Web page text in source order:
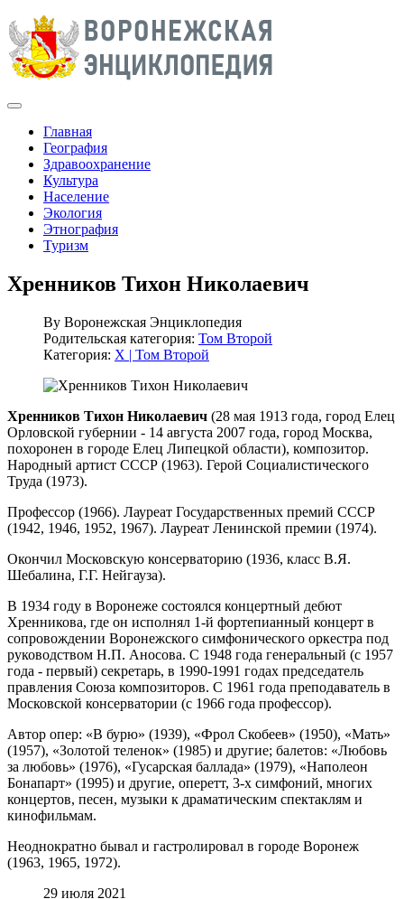
Главная
География
Здравоохранение
Культура
Население
Экология
Этнография
Туризм
Хренников Тихон Николаевич
By Воронежская Энциклопедия
Родительская категория: Том Второй
Категория: Х | Том Второй
Хренников Тихон Николаевич (28 мая 1913 года, город Елец
Орловской губернии - 14 августа 2007 года, город Москва,
похоронен в городе Елец Липецкой области), композитор.
Народный артист СССР (1963). Герой Социалистического
Труда (1973).
Профессор (1966). Лауреат Государственных премий СССР
(1942, 1946, 1952, 1967). Лауреат Ленинской премии (1974).
Окончил Московскую консерваторию (1936, класс В.Я.
Шебалина, Г.Г. Нейгауза).
В 1934 году в Воронеже состоялся концертный дебют
Хренникова, где он исполнял 1-й фортепианный концерт в
сопровождении Воронежского симфонического оркестра под
руководством Н.П. Аносова. С 1948 года генеральный (с 1957
года - первый) секретарь, в 1990-1991 годах председатель
правления Союза композиторов. С 1961 года преподаватель в
Московской консерватории (с 1966 года профессор).
Автор опер: «В бурю» (1939), «Фрол Скобеев» (1950), «Мать»
(1957), «Золотой теленок» (1985) и другие; балетов: «Любовь
за любовь» (1976), «Гусарская баллада» (1979), «Наполеон
Бонапарт» (1995) и другие, оперетт, 3-х симфоний, многих
концертов, песен, музыки к драматическим спектаклям и
кинофильмам.
Неоднократно бывал и гастролировал в городе Воронеж
(1963, 1965, 1972).
29 июля 2021